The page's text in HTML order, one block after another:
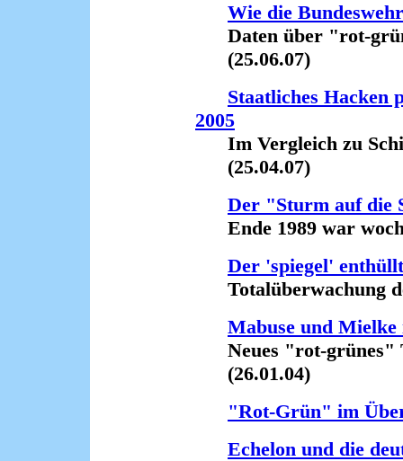
Wie die
Daten über "rot-
(25.06.07)
Staatliches Hacken
2005
Im Vergleich zu
(25.04.07)
Der "Sturm auf die
Ende 1989 war
Der 'spiegel'
Totalüberwachung
Mabuse und
Neues "rot-grünes"
(26.01.04)
"Rot-Grün" im
Echelon und die